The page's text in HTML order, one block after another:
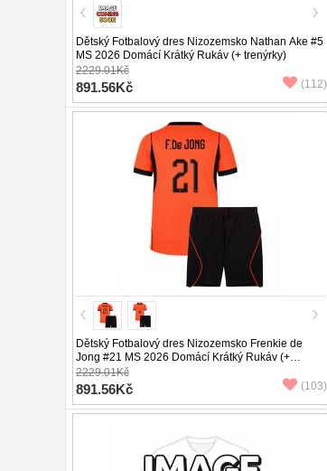
Dětský Fotbalový dres Nizozemsko Nathan Ake #5
MS 2026 Domácí Krátký Rukáv (+ trenýrky)
2229.01Kč
891.56Kč (112)
Dětský Fotbalový dres Nizozemsko Frenkie de
Jong #21 MS 2026 Domácí Krátký Rukáv (+
trenýrky)
2229.01Kč
891.56Kč (103)